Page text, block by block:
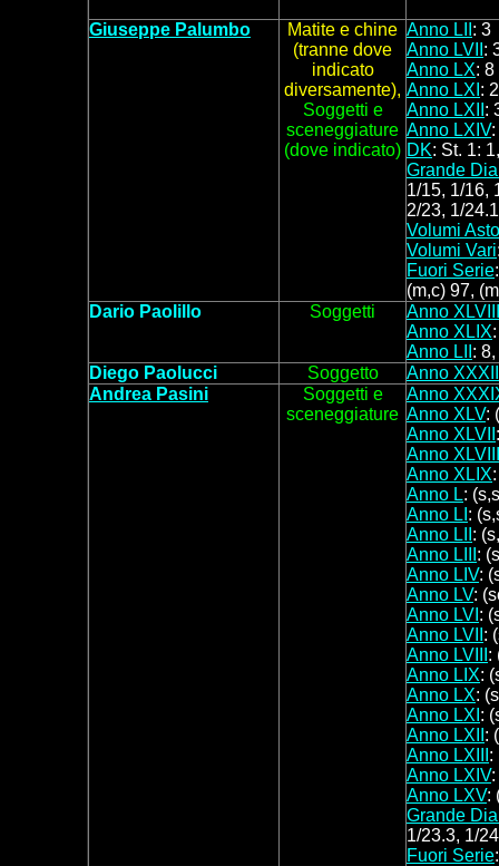
Giuseppe Palumbo
Matite e chine
(tranne dove
indicato
diversamente),
Soggetti e
sceneggiature
(dove indicato)
Anno LII : 3
Anno LVII :
Anno LX: 8
Anno LXI : 2
Anno LXII :
Anno LXIV:
DK: St. 1:
Grande
1/15, 1/16,
2/23, 1/
Volumi
Volumi Vari
Fuori Serie
(m,c) 97,
Dario Paolillo Soggetti
Anno XLVIII
Anno XLIX
Anno LII :
Diego Paolucci Soggetto
Anno
Andrea Pasini
Soggetti e
sceneggiature
Anno
Anno XLV:
Anno XLVII
Anno XLVIII
Anno XLIX
Anno L:
Anno LI :
Anno LII :
Anno LIII :
Anno LIV:
Anno LV:
Anno LVI :
Anno LVII :
Anno LVIII :
Anno LIX:
Anno LX:
Anno LXI :
Anno LXII :
Anno LXIII :
Anno LXIV:
Anno LXV:
Grande
1/23.3, 1/
Fuori Serie